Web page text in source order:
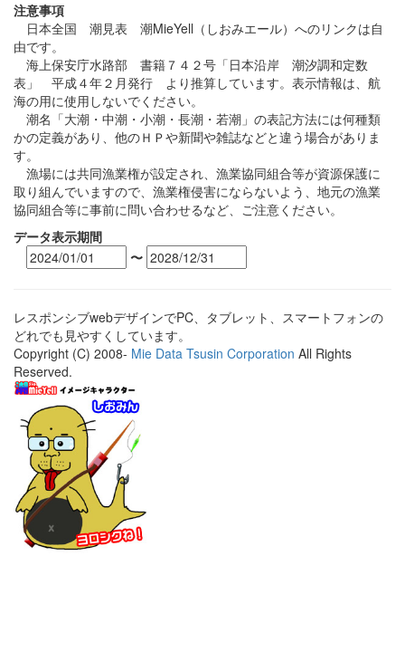
注意事項
日本全国 潮見表 潮MieYell（しおみエール）へのリンクは自
由です。
海上保安庁水路部 書籍７４２号「日本沿岸 潮汐調和定数
表」 平成４年２月発行 より推算しています。表示情報は、航
海の用に使用しないでください。
潮名「大潮・中潮・小潮・長潮・若潮」の表記方法には何種類
かの定義があり、他のＨＰや新聞や雑誌などと違う場合がありま
す。
漁場には共同漁業権が設定され、漁業協同組合等が資源保護に
取り組んでいますので、漁業権侵害にならないよう、地元の漁業
協同組合等に事前に問い合わせるなど、ご注意ください。
データ表示期間
〜
レスポンシブwebデザインでPC、タブレット、スマートフォンの
どれでも見やすくしています。
Copyright (C) 2008- Mie Data Tsusin Corporation All Rights
Reserved.